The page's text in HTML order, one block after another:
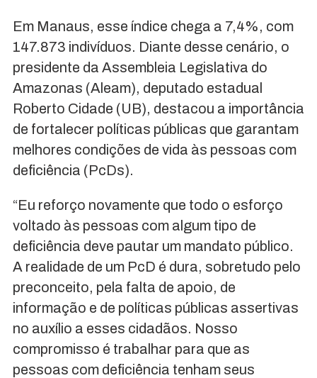
Em Manaus, esse índice chega a 7,4%, com
147.873 indivíduos. Diante desse cenário, o
presidente da Assembleia Legislativa do
Amazonas (Aleam), deputado estadual
Roberto Cidade (UB), destacou a importância
de fortalecer políticas públicas que garantam
melhores condições de vida às pessoas com
deficiência (PcDs).
“Eu reforço novamente que todo o esforço
voltado às pessoas com algum tipo de
deficiência deve pautar um mandato público.
A realidade de um PcD é dura, sobretudo pelo
preconceito, pela falta de apoio, de
informação e de políticas públicas assertivas
no auxílio a esses cidadãos. Nosso
compromisso é trabalhar para que as
pessoas com deficiência tenham seus